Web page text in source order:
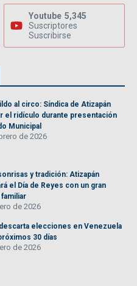
Youtube 5,345
Suscriptores
Suscribirse
al circo: Síndica de Atizapán
el ridículo durante presentación
Municipal
de 2026
y tradición: Atizapán
el Día de Reyes con un gran
de 2026
elecciones en Venezuela
30 días
de 2026